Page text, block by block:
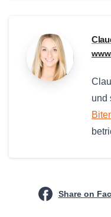
und
Share on